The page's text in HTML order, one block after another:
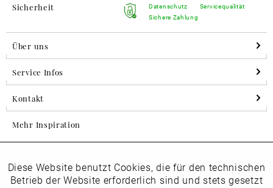
Sicherheit
Datenschutz
Sichere Zahlung
Servicequalität
Über uns
Service Infos
Kontakt
Mehr Inspiration
Folgen Sie uns auf Instagram
horsch_schuhe
Funktionale Aktiv
Diese Website benutzt Cookies, die für den technischen
Betrieb der Website erforderlich sind und stets gesetzt